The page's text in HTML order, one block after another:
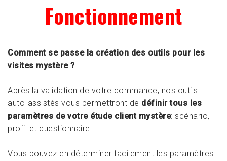
Fonctionnement
Comment se passe la création des outils pour les
visites mystère ?
Après la validation de votre commande, nos outils
auto-assistés vous permettront de définir tous les
paramètres de votre étude client mystère: scénario,
profil et questionnaire.
Vous pouvez en déterminer facilement les paramètres